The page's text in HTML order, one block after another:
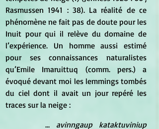
Rasmussen 1941 : 38). La réalité de ce
phénomène ne fait pas de doute pour les
Inuit pour qui il relève du domaine de
l’expérience. Un homme aussi estimé
pour ses connaissances naturalistes
qu’Emile Imaruittuq (comm. pers.) a
évoqué devant moi les lemmings tombés
du ciel dont il avait un jour repéré les
traces sur la neige :
… avinngaup kataktuviniup